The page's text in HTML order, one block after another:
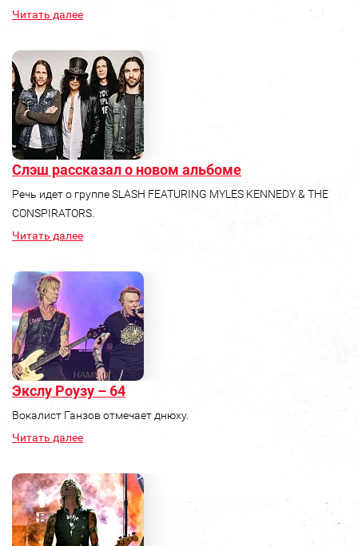
Читать далее
Слэш рассказал о новом альбоме
Речь идет о группе SLASH FEATURING MYLES KENNEDY & THE
CONSPIRATORS.
Читать далее
Экслу Роузу – 64
Вокалист Ганзов отмечает днюху.
Читать далее